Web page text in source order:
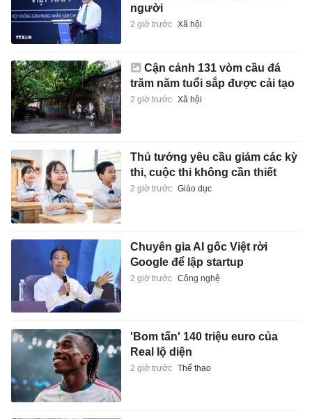
người
2 giờ trước Xã hội
Cận cảnh 131 vòm cầu đá
trăm năm tuổi sắp được cải tạo
2 giờ trước Xã hội
Thủ tướng yêu cầu giảm các kỳ
thi, cuộc thi không cần thiết
2 giờ trước Giáo dục
Chuyên gia AI gốc Việt rời
Google để lập startup
2 giờ trước Công nghệ
'Bom tấn' 140 triệu euro của
Real lộ diện
2 giờ trước Thể thao